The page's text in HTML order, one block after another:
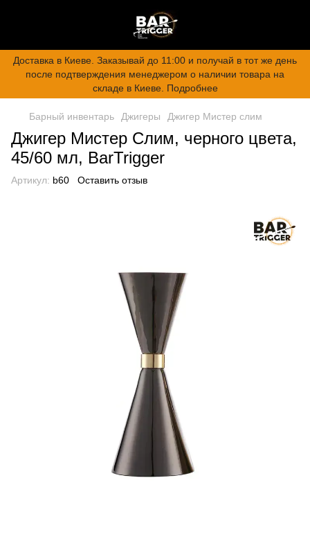
Доставка в Киеве. Заказывай до 11:00 и получай в тот же день
после подтверждения менеджером о наличии товара на
складе в Киеве. Подробнее
Барный инвентарь Джигеры Джигер Мистер слим
Джигер Мистер Слим, черного цвета,
45/60 мл, BarTrigger
Артикул: b60 Оставить отзыв